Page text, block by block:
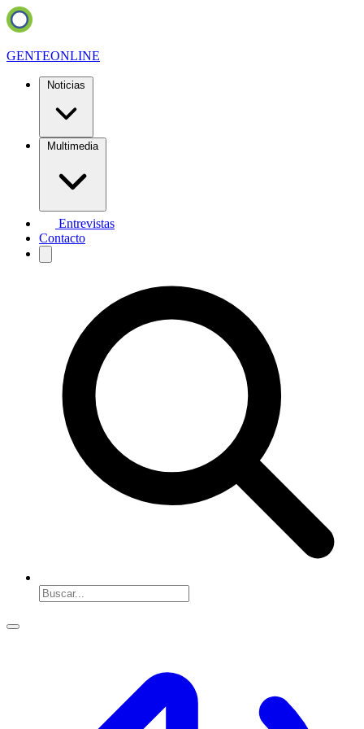
GENTEONLINE
Noticias
Multimedia
Entrevistas
Contacto